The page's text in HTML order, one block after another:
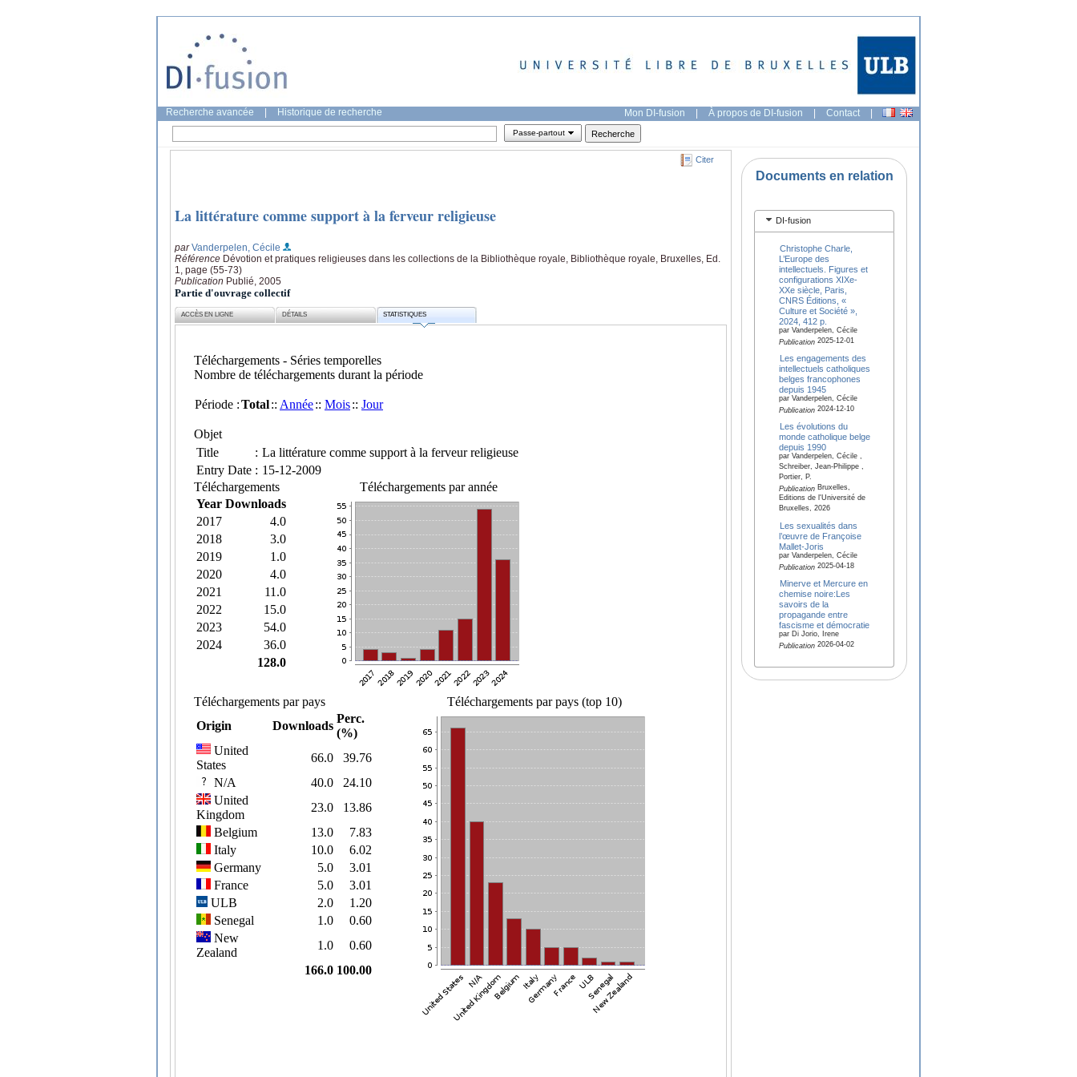
Recherche avancée Historique de recherche Mon DI-fusion | À propos de DI-fusion | Contact |
Passe-partout
Citer
La littérature comme support à la ferveur religieuse
parVanderpelen, Cécile
Référence Dévotion et pratiques religieuses dans les collections de la Bibliothèque royale, Bibliothèque royale, Bruxelles, Ed.
1, page (55-73)
Publication Publié, 2005
Partie d'ouvrage collectif
ACCÈS EN LIGNE DÉTAILS STATISTIQUES
Documents en relation
DI-fusion
Christophe Charle,
L’Europe des
intellectuels. Figures et
configurations XIXe-
XXe siècle, Paris,
CNRS Éditions, «
Culture et Société »,
2024, 412 p.
par Vanderpelen, Cécile
Publication2025-12-01
Les engagements des
intellectuels catholiques
belges francophones
depuis 1945
par Vanderpelen, Cécile
Publication2024-12-10
Les évolutions du
monde catholique belge
depuis 1990
par Vanderpelen, Cécile ,
Schreiber, Jean-Philippe ,
Portier, P.
PublicationBruxelles,
Editions de l'Université de
Bruxelles, 2026
Les sexualités dans
l’œuvre de Françoise
Mallet-Joris
par Vanderpelen, Cécile
Publication2025-04-18
Minerve et Mercure en
chemise noire:Les
savoirs de la
propagande entre
fascisme et démocratie
par Di Jorio, Irene
Publication2026-04-02